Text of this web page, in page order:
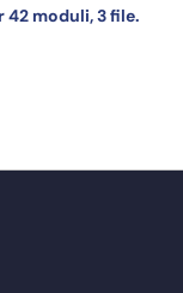
42 moduli, 3 file.